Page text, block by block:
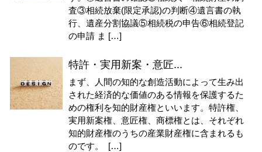
査③相続放棄(限定承認)の判断④遺言書の執
行、遺産分割協議⑤相続税の申告⑥相続登記
の申請 ま […]
特許・実用新案・意匠...
まず、人間の知的な創造活動によって生み出
された経済的な価値のある情報を保護するた
めの権利を知的財産権といいます。特許権、
実用新案権、意匠権、商標権とは、それぞれ
知的財産権のうちの産業財産権に含まれるも
のです。 […]